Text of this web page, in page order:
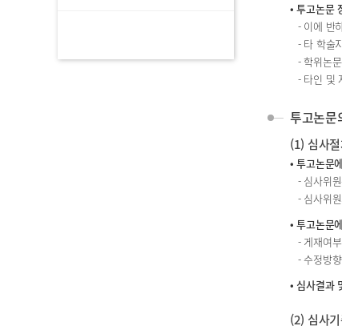
• 투고논문
- 이에 반
- 타 학술
- 학위논
- 타인 및
투고논문
(1) 심사
• 투고논문
- 심사위
- 심사위
• 투고논문
- 게재여
- 수정방
• 심사결과
(2) 심사